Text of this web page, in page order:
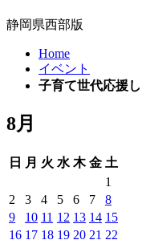
静岡県西部版
Home
イベント
子育て世代応援
8月
日 月 火 水 木 金 土
1
2
3 4 5 6 7
8
9
10 11 12 13 14 15
16 17 18 19 20 21 22